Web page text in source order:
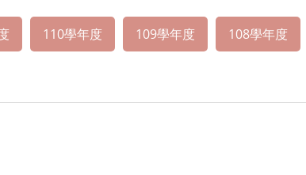
110學年度 109學年度 108學年度